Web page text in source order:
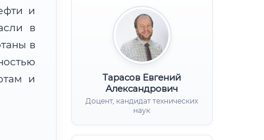
Тарасов Евгений
Александрович
Доцент, кандидат технических
наук
и
в
в
и